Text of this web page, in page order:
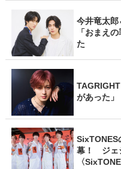
今井竜太
「おまえ
た
があった
SixTONES
幕！ ジェ
〈